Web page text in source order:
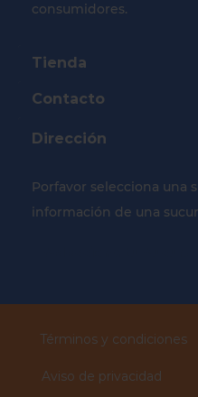
consumidores.
Tienda
Contacto
Dirección
Porfavor selecciona una
información de una
Términos y condiciones
Aviso de privacidad